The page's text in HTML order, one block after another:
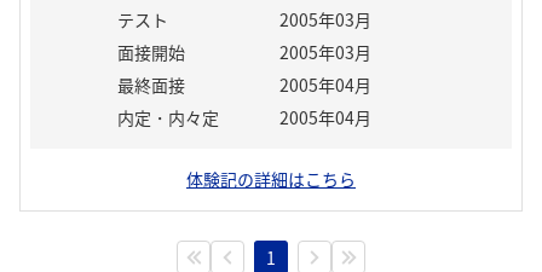
テスト
2005年03月
面接開始
2005年03月
最終面接
2005年04月
内定・内々定
2005年04月
体験記の詳細はこちら
1